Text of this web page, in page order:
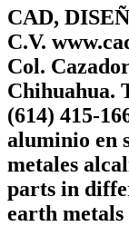
CAD,
C.V.
Col.
Chihuahua.
(614) 415-
aluminio en
metales
parts in
earth metals